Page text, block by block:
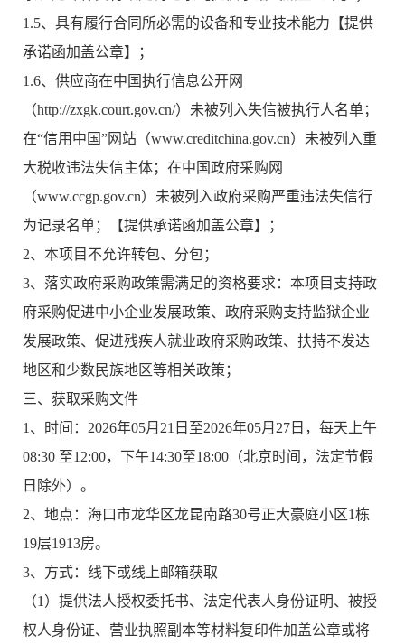
1.5、具有履行合同所必需的设备和专业技术能力【提供
承诺函加盖公章】；
1.6、供应商在中国执行信息公开网
（http://zxgk.court.gov.cn/）未被列入失信被执行人名单；
在“信用中国”网站（www.creditchina.gov.cn）未被列入重
大税收违法失信主体；在中国政府采购网
（www.ccgp.gov.cn）未被列入政府采购严重违法失信行
为记录名单；【提供承诺函加盖公章】；
2、本项目不允许转包、分包；
3、落实政府采购政策需满足的资格要求：本项目支持政
府采购促进中小企业发展政策、政府采购支持监狱企业
发展政策、促进残疾人就业政府采购政策、扶持不发达
地区和少数民族地区等相关政策；
三、获取采购文件
1、时间：2026年05月21日至2026年05月27日，每天上午
08:30 至12:00，下午14:30至18:00（北京时间，法定节假
日除外）。
2、地点：海口市龙华区龙昆南路30号正大豪庭小区1栋
19层1913房。
3、方式：线下或线上邮箱获取
（1）提供法人授权委托书、法定代表人身份证明、被授
权人身份证、营业执照副本等材料复印件加盖公章或将